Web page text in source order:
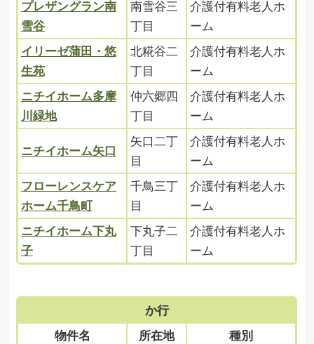
プレザングラン南
雪谷
南雪谷三
丁目
介護付有料老人ホ
ーム
イリーゼ蒲田・悠
生苑
北糀谷二
丁目
介護付有料老人ホ
ーム
ニチイホーム多摩
川緑地
仲六郷四
丁目
介護付有料老人ホ
ーム
ニチイホーム矢口
矢口二丁
目
介護付有料老人ホ
ーム
フローレンスケア
ホーム千鳥町
千鳥三丁
目
介護付有料老人ホ
ーム
ニチイホーム下丸
子
下丸子二
丁目
介護付有料老人ホ
ーム
か行
物件名
所在地 種別